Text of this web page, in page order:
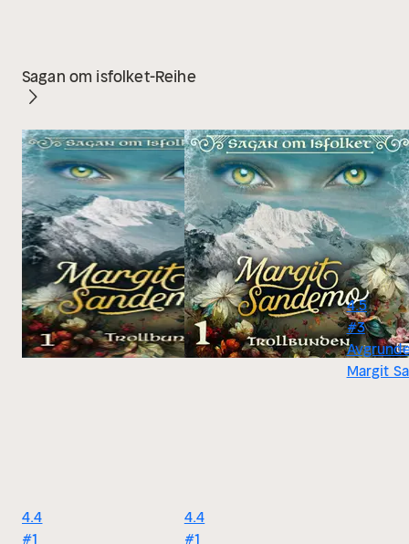
Sagan om isfolket-Reihe
4.4
#1
4.4
#1
4.5
#3
Margit